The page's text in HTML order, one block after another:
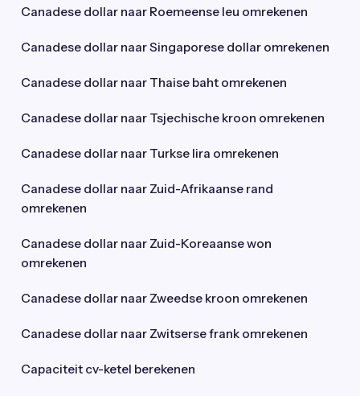
Canadese dollar naar Roemeense leu omrekenen
Canadese dollar naar Singaporese dollar omrekenen
Canadese dollar naar Thaise baht omrekenen
Canadese dollar naar Tsjechische kroon omrekenen
Canadese dollar naar Turkse lira omrekenen
Canadese dollar naar Zuid-Afrikaanse rand
omrekenen
Canadese dollar naar Zuid-Koreaanse won
omrekenen
Canadese dollar naar Zweedse kroon omrekenen
Canadese dollar naar Zwitserse frank omrekenen
Capaciteit cv-ketel berekenen